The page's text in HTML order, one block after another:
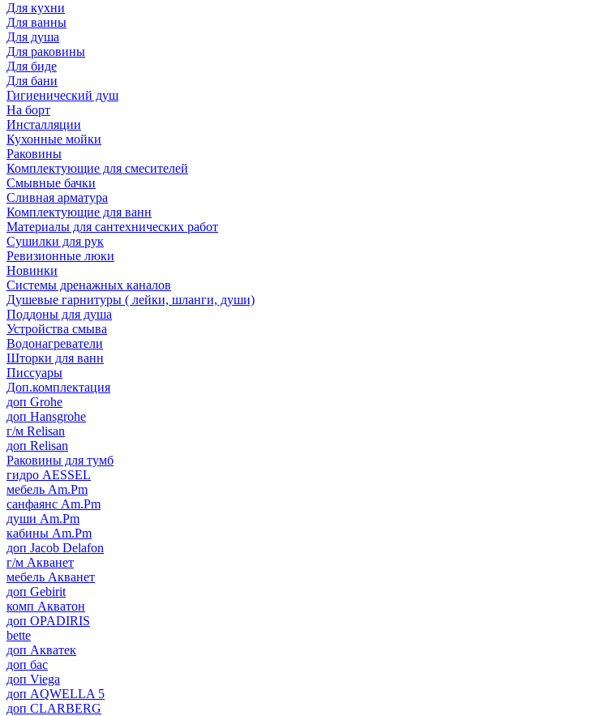
Для кухни
Для ванны
Для душа
Для раковины
Для биде
Для бани
Гигиенический душ
На борт
Инсталляции
Кухонные мойки
Раковины
Комплектующие для смесителей
Смывные бачки
Сливная арматура
Комплектующие для ванн
Материалы для сантехнических работ
Сушилки для рук
Ревизионные люки
Новинки
Системы дренажных каналов
Душевые гарнитуры ( лейки, шланги, души)
Поддоны для душа
Устройства смыва
Водонагреватели
Шторки для ванн
Писсуары
Доп.комплектация
доп Grohe
доп Hansgrohe
г/м Relisan
доп Relisan
Раковины для тумб
гидро AESSEL
мебель Am.Pm
санфаянс Am.Pm
души Am.Pm
кабины Am.Pm
доп Jacob Delafon
г/м Акванет
мебель Акванет
доп Gebirit
комп Акватон
доп OPADIRIS
bette
доп Акватек
доп бас
доп Viega
доп AQWELLA 5
доп CLARBERG